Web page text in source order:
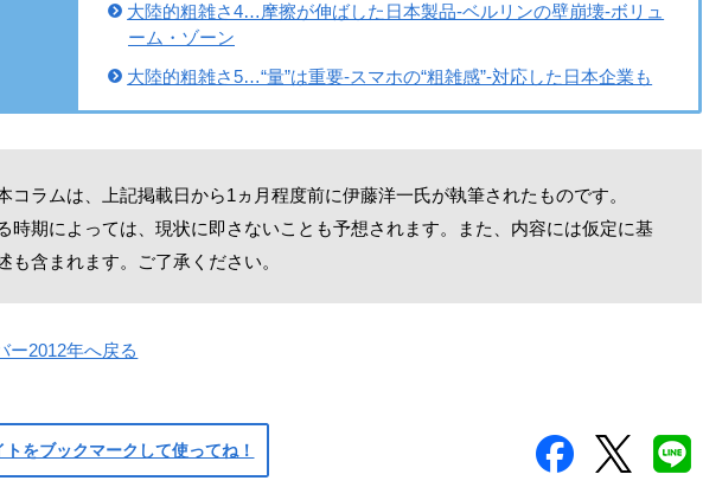
大陸的粗雑さ4…摩擦が伸ばした日本製品‐ベルリンの壁崩壊‐ボリュ
ーム・ゾーン
大陸的粗雑さ5…“量”は重要‐スマホの“粗雑感”‐対応した日本企業も
コラムは、上記掲載日から1ヵ月程度前に伊藤洋一氏が執筆されたものです。
時期によっては、現状に即さないことも予想されます。また、内容には仮定に基
も含まれます。ご了承ください。
ー2012年へ戻る
トをブックマークして使ってね！